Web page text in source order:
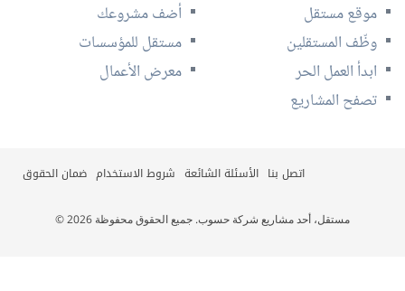
موقع مستقل
وظّف المستقلين
ابدأ العمل الحر
تصفح المشاريع
أضف مشروعك
مستقل للمؤسسات
معرض الأعمال
اتصل بنا الأسئلة الشائعة شروط الاستخدام ضمان الحقوق
© 2026 مستقل، أحد مشاريع شركة حسوب. جميع الحقوق محفوظة